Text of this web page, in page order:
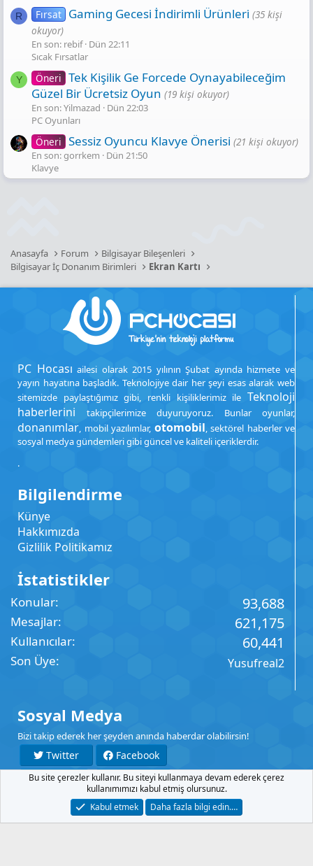
R Fırsat Gaming Gecesi̇ İndi̇ri̇mli̇ Ürünleri̇ (35 kişi
okuyor)
En son: rebif Dün 22:11
Sıcak Fırsatlar
Y Öneri Tek Kişilik Ge Forcede Oynayabileceğim
Güzel Bir Ücretsiz Oyun (19 kişi okuyor)
En son: Yilmazad
Dün 22:03
PC Oyunları
Öneri Sessiz Oyuncu Klavye Önerisi (21 kişi okuyor)
En son: gorrkem
Dün 21:50
Klavye
Anasayfa Forum
Bilgisayar Bileşenleri
Bilgisayar İç Donanım Birimleri
Ekran Kartı
PC Hocası ailesi olarak 2015 yılının Şubat ayında hizmete ve
yayın hayatına başladık. Teknolojiye dair her şeyi esas alarak web
sitemizde paylaştığımız gibi, renkli kişiliklerimiz ile Teknoloji
haberlerini takipçilerimize duyuruyoruz. Bunlar oyunlar,
donanımlar, mobil yazılımlar, otomobil, sektörel haberler ve
sosyal medya gündemleri gibi güncel ve kaliteli içeriklerdir.
.
Bilgilendirme
Künye
Hakkımızda
Gizlilik Politikamız
İstatistikler
Konular 93,688
Mesajlar 621,175
Kullanıcılar 60,441
Son Üye Yusufreal2
Sosyal Medya
Bizi takip ederek her şeyden anında haberdar olabilirsin!
Twitter
Facebook
YouTube
Instagram
Şartlar Gizlilik Yardım Anasayfa
R
Bu site çerezler kullanır. Bu siteyi kullanmaya devam ederek çerez
kullanımımızı kabul etmiş olursunuz.
Kabul etmek
Daha fazla bilgi edin.…